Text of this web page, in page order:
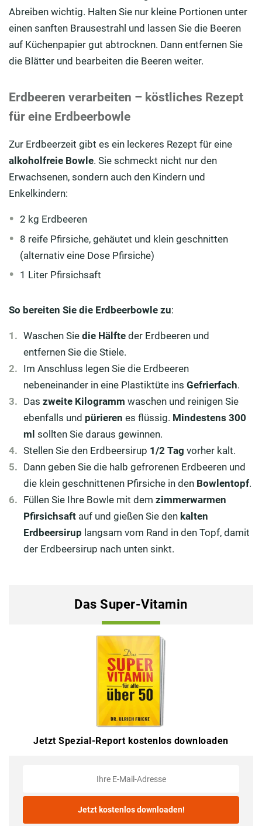
Abreiben wichtig. Halten Sie nur kleine Portionen unter
einen sanften Brausestrahl und lassen Sie die Beeren
auf Küchenpapier gut abtrocknen. Dann entfernen Sie
die Blätter und bearbeiten die Beeren weiter.
Erdbeeren verarbeiten – köstliches Rezept
für eine Erdbeerbowle
Zur Erdbeerzeit gibt es ein leckeres Rezept für eine
alkoholfreie Bowle. Sie schmeckt nicht nur den
Erwachsenen, sondern auch den Kindern und
Enkelkindern:
2 kg Erdbeeren
8 reife Pfirsiche, gehäutet und klein geschnitten
(alternativ eine Dose Pfirsiche)
1 Liter Pfirsichsaft
So bereiten Sie die Erdbeerbowle zu:
Waschen Sie die Hälfte der Erdbeeren und
entfernen Sie die Stiele.
Im Anschluss legen Sie die Erdbeeren
nebeneinander in eine Plastiktüte ins Gefrierfach.
Das zweite Kilogramm waschen und reinigen Sie
ebenfalls und pürieren es flüssig. Mindestens 300
ml sollten Sie daraus gewinnen.
Stellen Sie den Erdbeersirup 1/2 Tag vorher kalt.
Dann geben Sie die halb gefrorenen Erdbeeren und
die klein geschnittenen Pfirsiche in den Bowlentopf.
Füllen Sie Ihre Bowle mit dem zimmerwarmen
Pfirsichsaft auf und gießen Sie den kalten
Erdbeersirup langsam vom Rand in den Topf, damit
der Erdbeersirup nach unten sinkt.